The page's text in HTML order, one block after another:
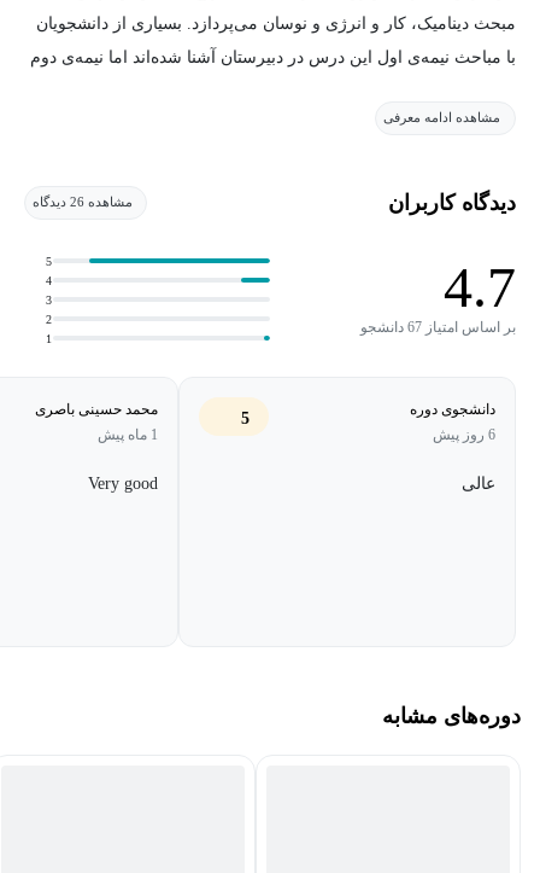
مبحث دینامیک، کار و انرژی و نوسان می‌پردازد. بسیاری از دانشجویان
با مباحث نیمه‌ی اول این درس در دبیرستان آشنا شده‌اند اما نیمه‌ی دوم
تازگی دارد.
منبع اصلی این درس کتاب فیزیک هالیدی، جلد اول (مکانیک) است.
مشاهده ادامه معرفی
دیدگاه کاربران مشاهده 26 دیدگاه
4.7
بر اساس امتیاز 67 دانشجو
1
2
3
4
5
دانشجوی دوره
6 روز پیش
5
عالی
محمد حسینی باصری
1 ماه پیش
Very good
دوره‌های مشابه